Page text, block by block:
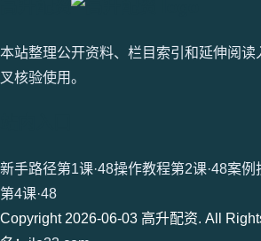
本站整理公开资料、栏目索引和延伸阅读
叉核验使用。
新手路径第1课·48操作教程第2课·48案例
第4课·48
Copyright 2026-06-03 高升配资. All